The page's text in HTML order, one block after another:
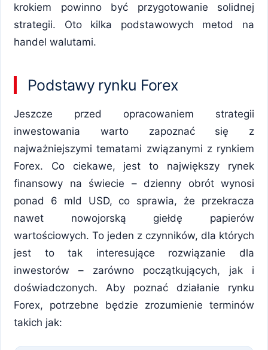
krokiem powinno być przygotowanie solidnej
strategii. Oto kilka podstawowych metod na
handel walutami.
Podstawy rynku Forex
Jeszcze przed opracowaniem strategii
inwestowania warto zapoznać się z
najważniejszymi tematami związanymi z rynkiem
Forex. Co ciekawe, jest to największy rynek
finansowy na świecie – dzienny obrót wynosi
ponad 6 mld USD, co sprawia, że przekracza
nawet nowojorską giełdę papierów
wartościowych. To jeden z czynników, dla których
jest to tak interesujące rozwiązanie dla
inwestorów – zarówno początkujących, jak i
doświadczonych. Aby poznać działanie rynku
Forex, potrzebne będzie zrozumienie terminów
takich jak: